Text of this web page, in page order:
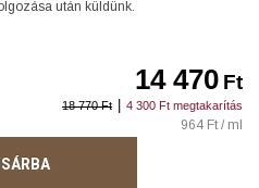
után küldünk.
18 770 Ft | 4 300 Ft megtakarítás
14 470Ft
964 Ft / ml